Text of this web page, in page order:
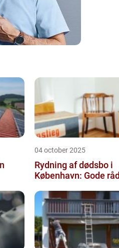
04 october 2025
Rydning af dødsbo i
København: Gode råd